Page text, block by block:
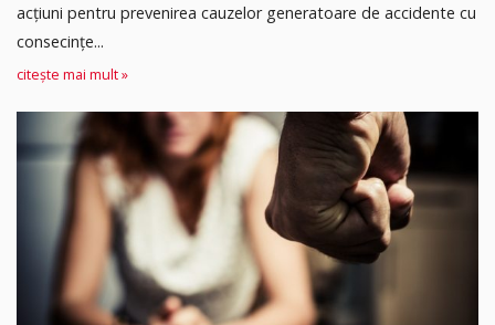
acțiuni pentru prevenirea cauzelor generatoare de accidente cu
consecințe...
citește mai mult »